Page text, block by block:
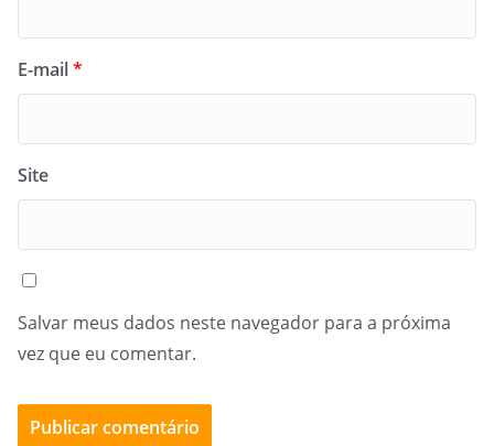
E-mail*
Site
Salvar meus dados neste navegador para a próxima
vez que eu comentar.